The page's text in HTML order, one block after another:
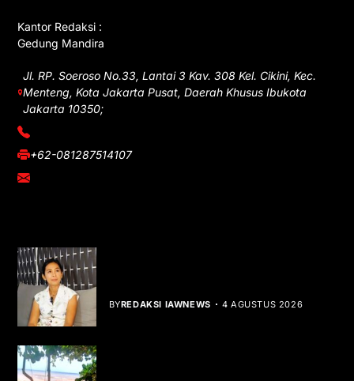
Kantor Redaksi :
Gedung Mandira
Jl. RP. Soeroso No.33, Lantai 3 Kav. 308 Kel. Cikini, Kec.
Menteng, Kota Jakarta Pusat, Daerah Khusus Ibukota
Jakarta 10350;
(021) 3908026
+62-081287514107
adm@iawnews.com
BYREDAKSI IAWNEWS 4 AGUSTUS 2026